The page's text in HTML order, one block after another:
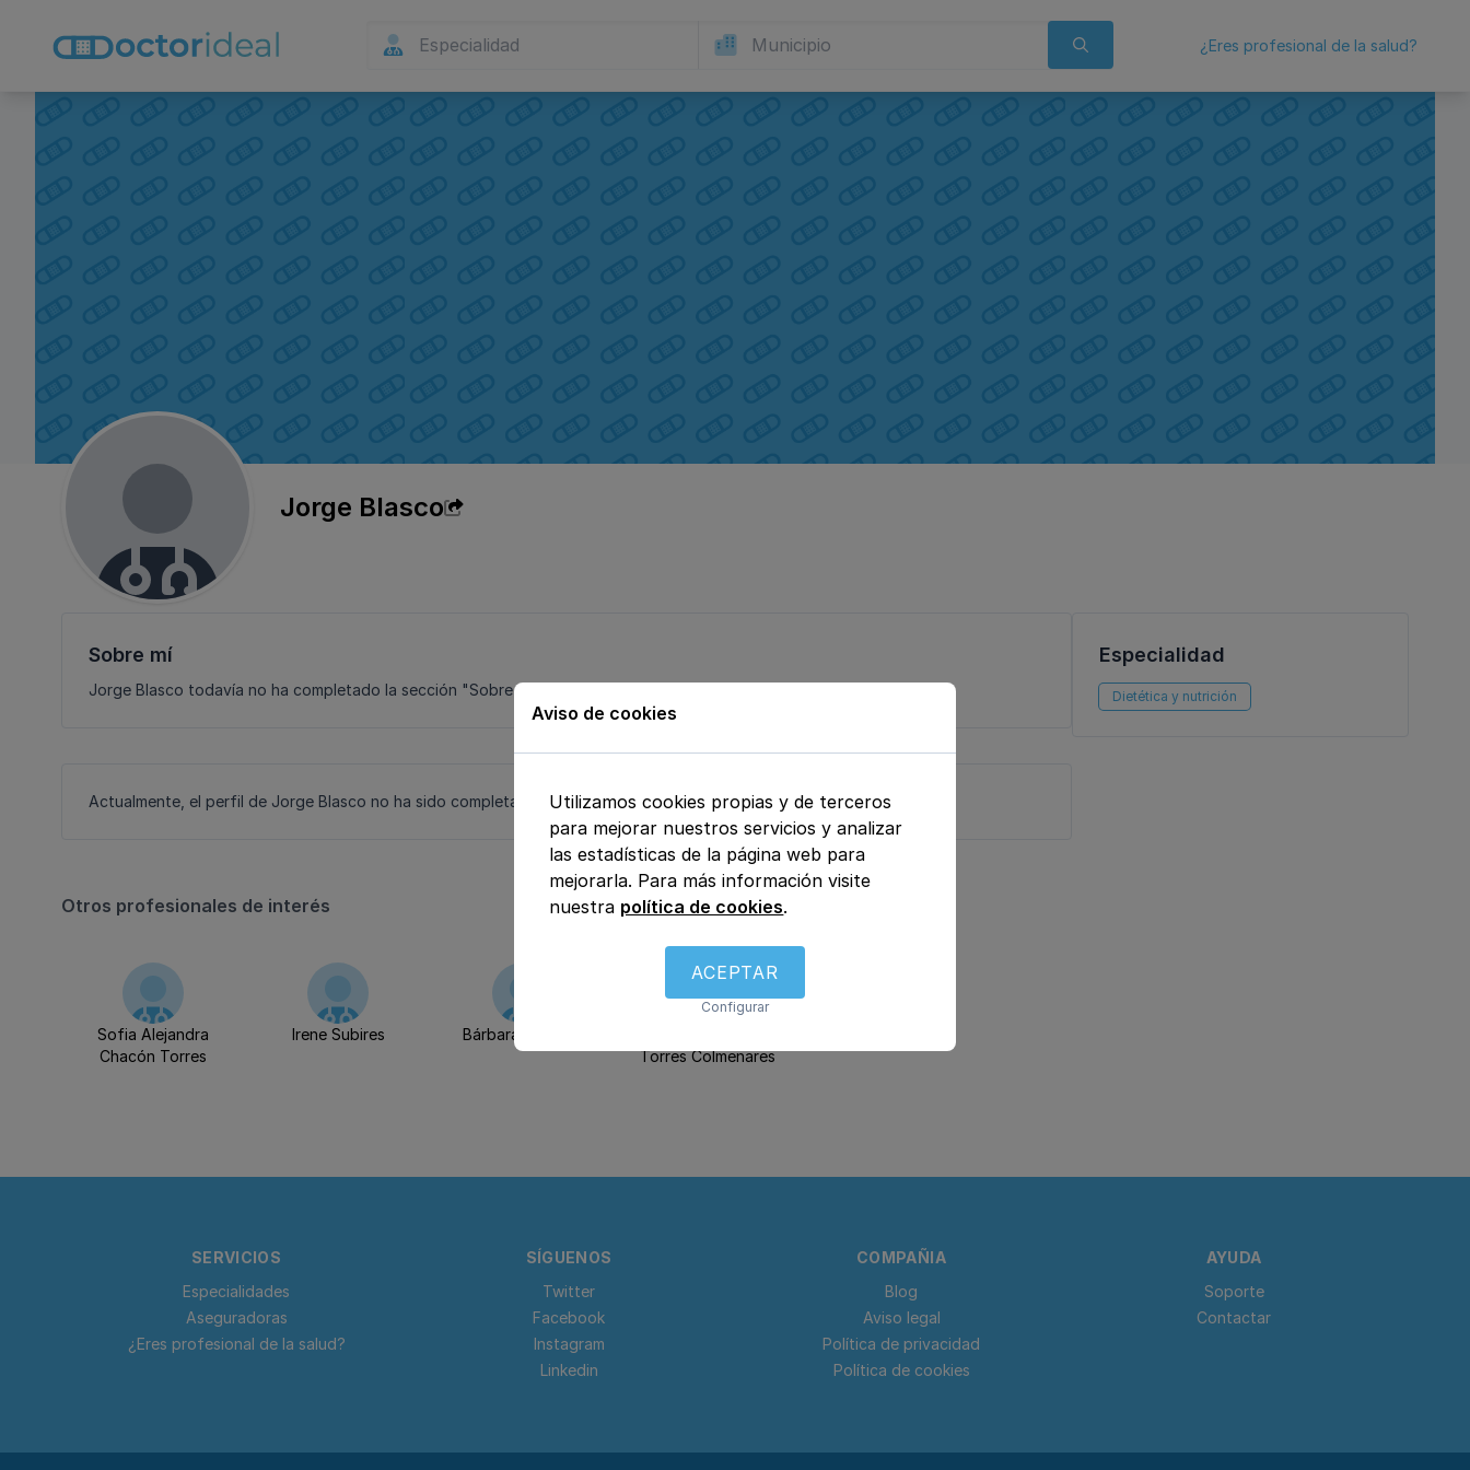
¿Eres profesional de la salud?
Jorge Blasco
Sobre mí
Jorge Blasco todavía no ha completado la sección "Sobre mí" de su perfil.
Actualmente, el perfil de Jorge Blasco no ha sido completado en su totalidad.
Otros profesionales de interés
Sofia Alejandra
Chacón Torres
Irene Subires Bárbara Dziuban
Torres Colmenares
Especialidad
Dietética y nutrición
SERVICIOS
Especialidades
Aseguradoras
¿Eres profesional de la salud?
SÍGUENOS
Twitter
Facebook
Instagram
Linkedin
COMPAÑIA
Blog
Aviso legal
Política de privacidad
Política de cookies
AYUDA
Soporte
Contactar
Aviso de cookies
Utilizamos cookies propias y de terceros
para mejorar nuestros servicios y analizar
las estadísticas de la página web para
mejorarla. Para más información visite
nuestra política de cookies.
ACEPTAR
Configurar